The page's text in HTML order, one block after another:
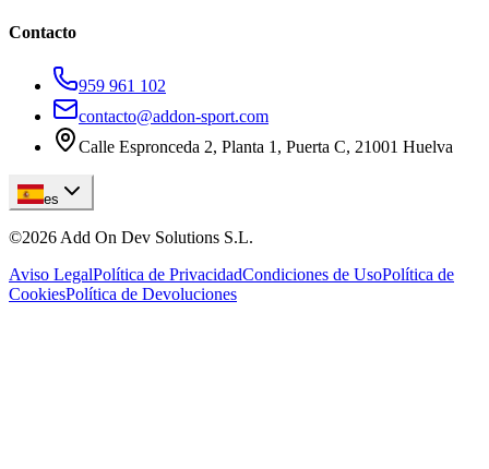
Contacto
959 961 102
contacto@addon-sport.com
Calle Espronceda 2, Planta 1, Puerta C, 21001 Huelva
es
©2026 Add On Dev Solutions S.L.
Aviso LegalPolítica de PrivacidadCondiciones de UsoPolítica de
CookiesPolítica de Devoluciones